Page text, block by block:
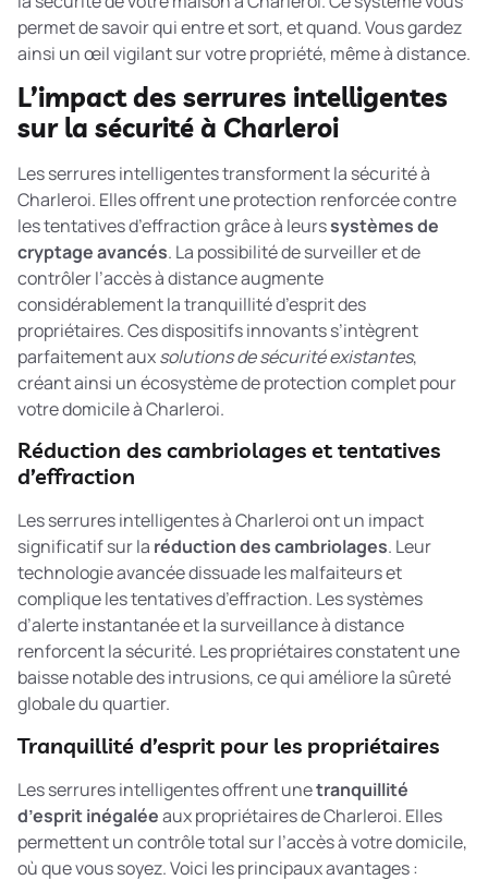
permet de savoir qui entre et sort, et quand. Vous gardez
ainsi un œil vigilant sur votre propriété, même à distance.
L’impact des serrures intelligentes
sur la sécurité à Charleroi
Les serrures intelligentes transforment la sécurité à
Charleroi. Elles offrent une protection renforcée contre
les tentatives d’effraction grâce à leurssystèmes de
cryptage avancés. La possibilité de surveiller et de
contrôler l’accès à distance augmente
considérablement la tranquillité d’esprit des
propriétaires. Ces dispositifs innovants s’intègrent
parfaitement auxsolutions de sécurité existantes,
créant ainsi un écosystème de protection complet pour
votre domicile à Charleroi.
Réduction des cambriolages et tentatives
d’effraction
Les serrures intelligentes à Charleroi ont un impact
significatif sur la réduction des cambriolages. Leur
technologie avancée dissuade les malfaiteurs et
complique les tentatives d’effraction. Les systèmes
d’alerte instantanée et la surveillance à distance
renforcent la sécurité. Les propriétaires constatent une
baisse notable des intrusions, ce qui améliore la sûreté
globale du quartier.
Tranquillité d’esprit pour les propriétaires
Les serrures intelligentes offrent unetranquillité
d’esprit inégaléeaux propriétaires de Charleroi. Elles
permettent un contrôle total sur l’accès à votre domicile,
où que vous soyez. Voici les principaux avantages :